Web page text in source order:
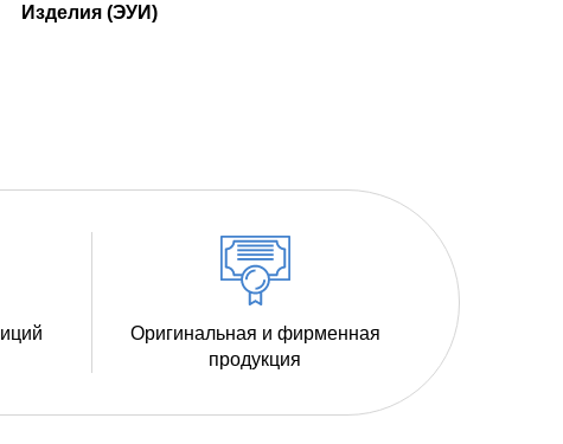
Изделия (ЭУИ)
Оригинальная и фирменная
продукция